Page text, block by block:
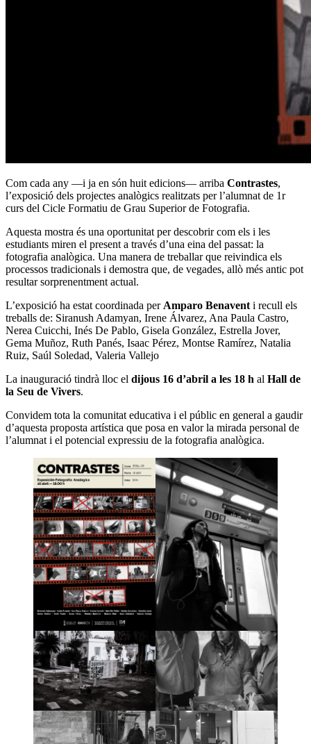
Com cada any —i ja en són huit edicions— arriba Contrastes,
l’exposició dels projectes analògics realitzats per l’alumnat de 1r
curs del Cicle Formatiu de Grau Superior de Fotografia.
Aquesta mostra és una oportunitat per descobrir com els i les
estudiants miren el present a través d’una eina del passat: la
fotografia analògica. Una manera de treballar que reivindica els
processos tradicionals i demostra que, de vegades, allò més antic pot
resultar sorprenentment actual.
L’exposició ha estat coordinada per Amparo Benavent i recull els
treballs de: Siranush Adamyan, Irene Álvarez, Ana Paula Castro,
Nerea Cuicchi, Inés De Pablo, Gisela González, Estrella Jover,
Gema Muñoz, Ruth Panés, Isaac Pérez, Montse Ramírez, Natalia
Ruiz, Saúl Soledad, Valeria Vallejo
La inauguració tindrà lloc el dijous 16 d’abril a les 18 h al Hall de
la Seu de Vivers.
Convidem tota la comunitat educativa i el públic en general a gaudir
d’aquesta proposta artística que posa en valor la mirada personal de
l’alumnat i el potencial expressiu de la fotografia analògica.